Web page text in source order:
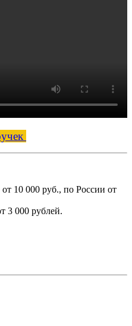
10 000 руб., по России от
3 000 рублей.